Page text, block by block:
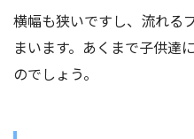
横幅も狭いですし、流れる
まいます。あくまで子供達
のでしょう。